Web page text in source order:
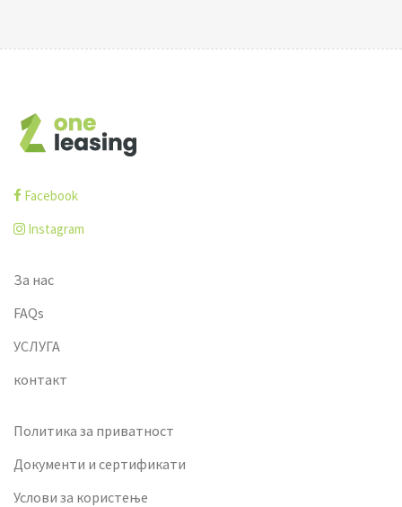
Facebook
Instagram
За нас
FAQs
УСЛУГА
контакт
Политика за приватност
Документи и сертификати
Услови за користење